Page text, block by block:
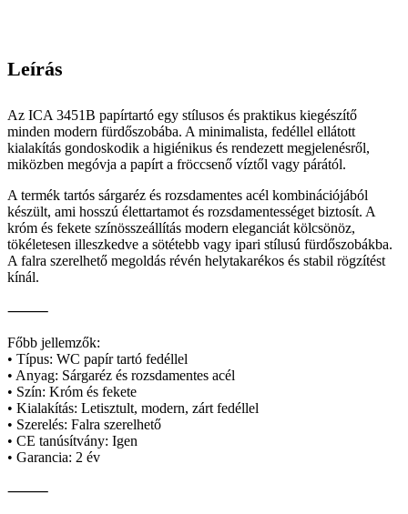
Leírás
Az ICA 3451B papírtartó egy stílusos és praktikus kiegészítő
minden modern fürdőszobába. A minimalista, fedéllel ellátott
kialakítás gondoskodik a higiénikus és rendezett megjelenésről,
miközben megóvja a papírt a fröccsenő víztől vagy párától.
A termék tartós sárgaréz és rozsdamentes acél kombinációjából
készült, ami hosszú élettartamot és rozsdamentességet biztosít. A
króm és fekete színösszeállítás modern eleganciát kölcsönöz,
tökéletesen illeszkedve a sötétebb vagy ipari stílusú fürdőszobákba.
A falra szerelhető megoldás révén helytakarékos és stabil rögzítést
kínál.
⸻
Főbb jellemzők:
• Típus: WC papír tartó fedéllel
• Anyag: Sárgaréz és rozsdamentes acél
• Szín: Króm és fekete
• Kialakítás: Letisztult, modern, zárt fedéllel
• Szerelés: Falra szerelhető
• CE tanúsítvány: Igen
• Garancia: 2 év
⸻